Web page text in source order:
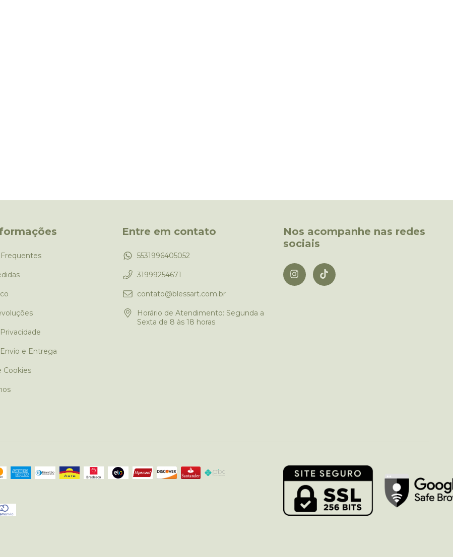
e Entrega
Cookies
Entre em contato
5531996405052
31999254671
contato@blessart.com.br
Horário de Atendimento: Segunda a
Sexta de 8 às 18 horas
Nos acompanhe nas redes
sociais